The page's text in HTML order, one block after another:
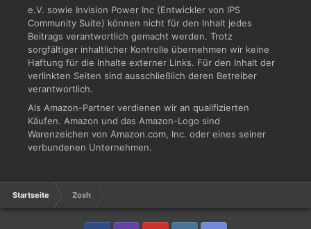
e.V. sowie Invision Power Inc (Entwickler von IPS
Community Suite) können nicht für den Inhalt jedes
Beitrags verantwortlich gemacht werden. Trotz
sorgfältiger inhaltlicher Kontrolle übernehmen wir keine
Haftung für die Inhalte externer Links. Für den Inhalt der
verlinkten Seiten sind ausschließlich deren Betreiber
verantwortlich.
Als Amazon-Partner verdienen wir an qualifizierten
Käufen. Amazon und das Amazon-Logo sind
Warenzeichen von Amazon.com, Inc. oder eines seiner
verbundenen Unternehmen.
Startseite Zosh